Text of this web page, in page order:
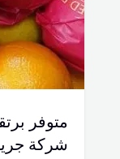
متوفر
شركة